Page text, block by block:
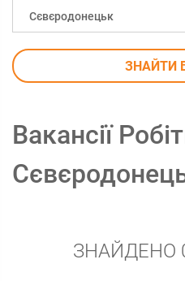
Сєвєродонецьк
ЗНАЙТИ
Вакансії
ЗНАЙДЕНО